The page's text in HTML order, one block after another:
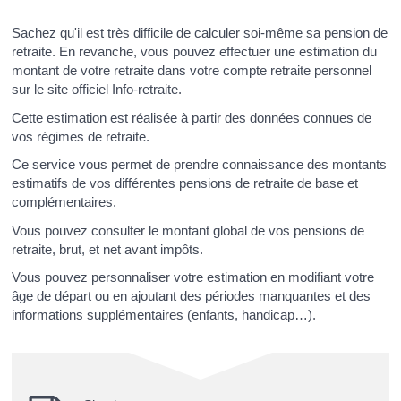
Sachez qu'il est très difficile de calculer soi-même sa pension de
retraite. En revanche, vous pouvez effectuer une estimation du
montant de votre retraite dans votre compte retraite personnel
sur le site officiel Info-retraite.
Cette estimation est réalisée à partir des données connues de
vos régimes de retraite.
Ce service vous permet de prendre connaissance des montants
estimatifs de vos différentes pensions de retraite de base et
complémentaires.
Vous pouvez consulter le montant global de vos pensions de
retraite, brut, et net avant impôts.
Vous pouvez personnaliser votre estimation en modifiant votre
âge de départ ou en ajoutant des périodes manquantes et des
informations supplémentaires (enfants, handicap…).